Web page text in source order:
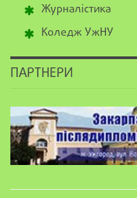
Журналістика
Коледж УжНУ
ПАРТНЕРИ